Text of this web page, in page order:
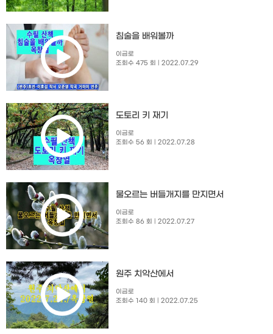
침술을 배워볼까
이금로
조회수 475 회
| 2022.07.29
도토리 키 재기
이금로
조회수 56 회
| 2022.07.28
물오르는 버들개지를 만지면서
이금로
조회수 86 회
| 2022.07.27
원주 치악산에서
이금로
조회수 140 회
| 2022.07.25